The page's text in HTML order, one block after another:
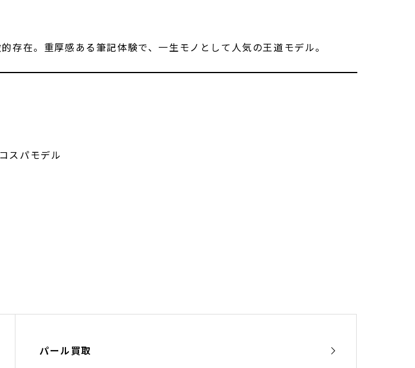
存在。重厚感ある筆記体験で、一生モノとして人気の王道モデル。
スパモデル
パール買取